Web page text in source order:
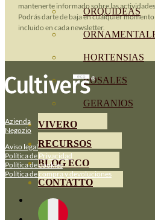
ORQUIDEAS
HORTENSIAS
ROSALES
GERANIOS
VIVERO
RECURSOS
BLOG ECO
CONTATTO
mantenerte informado sobre las
Podrás darte de baja en cualquier
incluido en cada newsletter.
Azienda
Negozio
Aviso legal
Política de Privacidad
Política de cookies
Política de compra y devoluciones